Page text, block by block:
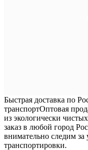
Быстрая доставка по
транспортОптовая
из экологически
заказ в любой город
внимательно следим
транспортировки.